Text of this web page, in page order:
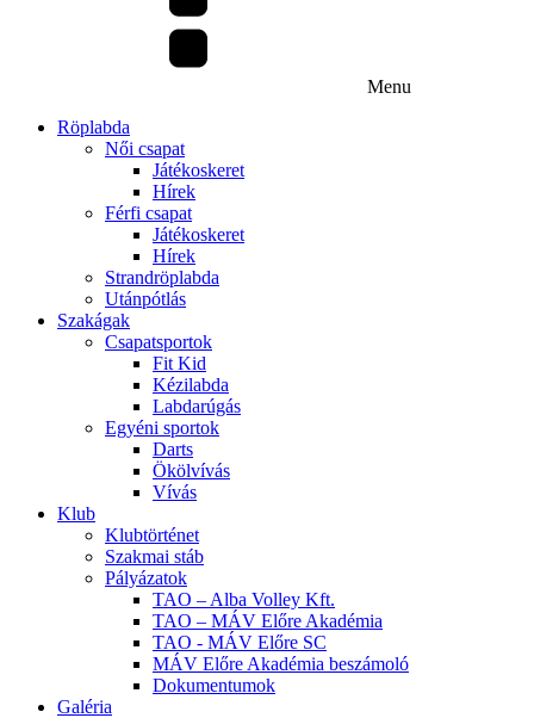
Menu
Röplabda
Női csapat
Játékoskeret
Hírek
Férfi csapat
Játékoskeret
Hírek
Strandröplabda
Utánpótlás
Szakágak
Csapatsportok
Fit Kid
Kézilabda
Labdarúgás
Egyéni sportok
Darts
Ökölvívás
Vívás
Klub
Klubtörténet
Szakmai stáb
Pályázatok
TAO – Alba Volley Kft.
TAO – MÁV Előre Akadémia
TAO - MÁV Előre SC
MÁV Előre Akadémia beszámoló
Dokumentumok
Galéria